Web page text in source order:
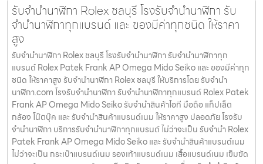
รับจำนำนาฬิกา Rolex ชลบุรี โรงรับจำนำนาฬิกา รับ
จำนำนาฬิกาทุกแบรนด์ และ ของมีค่าทุกชนิด ให้ราคา
สูง
รับจำนำนาฬิกา Rolex ชลบุรี โรงรับจำนำนาฬิกา รับจำนำนาฬิกาทุก
แบรนด์ Rolex Patek Frank AP Omega Mido Seiko และ ของมีค่าทุก
ชนิด ให้ราคาสูง รับจำนำนาฬิกา Rolex ชลบุรี ให้บริการโดย รับจํานํา
นาฬิกา.com โรงรับจำนำนาฬิกา รับจำนำนาฬิกาทุกแบรนด์ Rolex Patek
Frank AP Omega Mido Seiko รับจำนำสินค้าไอที มือถือ แท็ปเล็ต
กล้อง โน๊ตบุ๊ค และ รับจำนำสินค้าแบรนด์เนม ให้ราคาสูง ปลอดภัย โรงรับ
จำนำนาฬิกา บริการรับจำนำนาฬิกาทุกแบรนด์ ไม่ว่าจะเป็น รับจำนำ Rolex
Patek Frank AP Omega Mido Seiko และ รับจำนำสินค้าแบรนด์เนม
ไม่ว่าจะเป็น กระเป๋าแบรนด์เนม รองเท้าแบรนด์เนม เสื้อแบรนด์เนม เข็มขัด